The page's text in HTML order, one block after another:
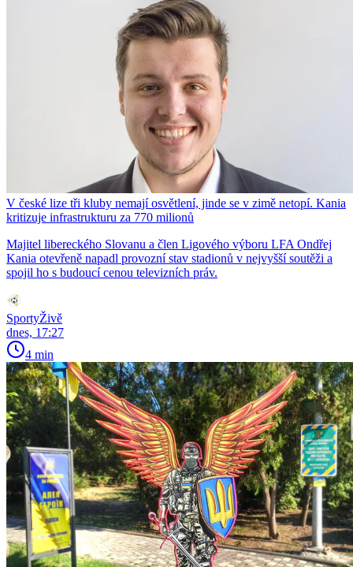
V české lize tři kluby nemají osvětlení, jinde se v zimě netopí. Kania
kritizuje infrastrukturu za 770 milionů
Majitel libereckého Slovanu a člen Ligového výboru LFA Ondřej
Kania otevřeně napadl provozní stav stadionů v nejvyšší soutěži a
spojil ho s budoucí cenou televizních práv.
SportyŽivě
dnes, 17:27
4 min